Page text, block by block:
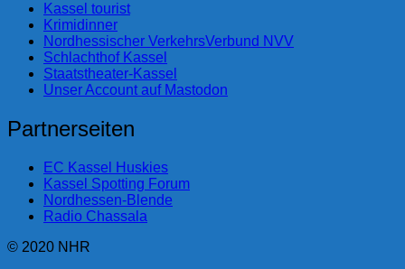
Kassel tourist
Krimidinner
Nordhessischer VerkehrsVerbund NVV
Schlachthof Kassel
Staatstheater-Kassel
Unser Account auf Mastodon
Partnerseiten
EC Kassel Huskies
Kassel Spotting Forum
Nordhessen-Blende
Radio Chassala
© 2020 NHR